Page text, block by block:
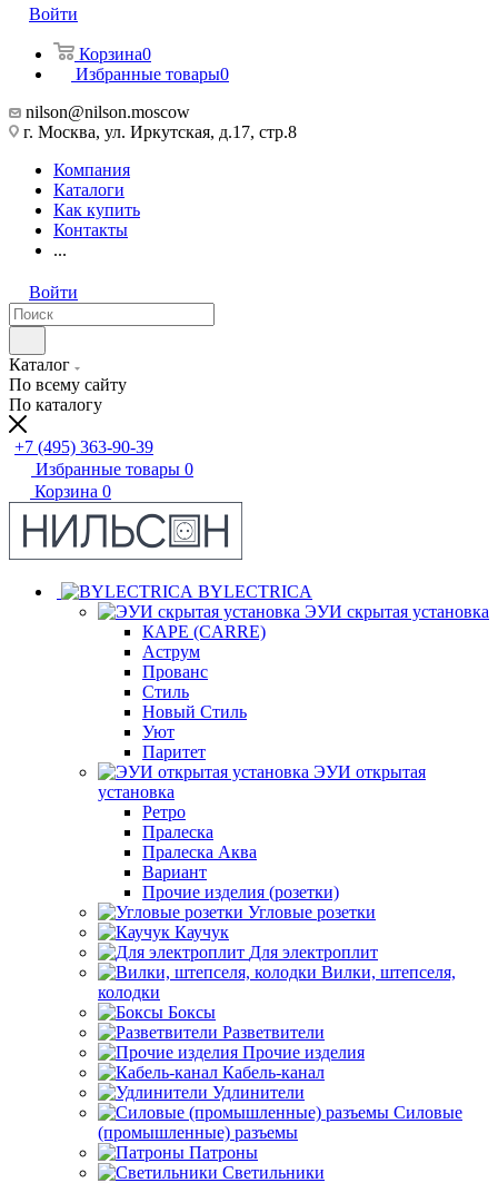
Войти
Корзина0
Избранные товары0
nilson@nilson.moscow
г. Москва, ул. Иркутская, д.17, стр.8
Компания
Каталоги
Как купить
Контакты
...
Войти
Каталог
По всему сайту
По каталогу
+7 (495) 363-90-39
Избранные товары 0
Корзина 0
BYLECTRICA
ЭУИ скрытая установка
КАРЕ (CARRE)
Аструм
Прованс
Стиль
Новый Стиль
Уют
Паритет
ЭУИ открытая
установка
Ретро
Пралеска
Пралеска Аква
Вариант
Прочие изделия (розетки)
Угловые розетки
Каучук
Для электроплит
Вилки, штепселя,
колодки
Боксы
Разветвители
Прочие изделия
Кабель-канал
Удлинители
Силовые
(промышленные) разъемы
Патроны
Светильники